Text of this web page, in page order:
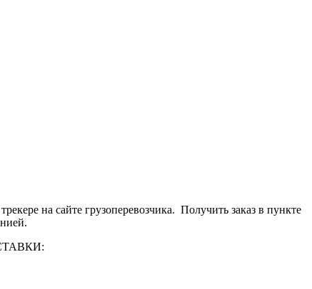
на сайте грузоперевозчика. Получить заказ в пункте